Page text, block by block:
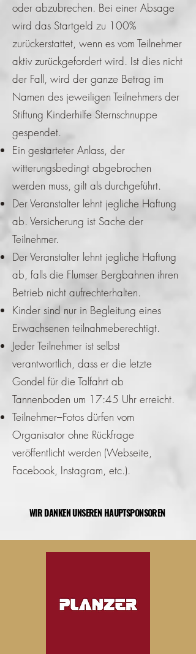
oder abzubrechen. Bei einer Absage
wird das Startgeld zu 100%
zurückerstattet, wenn es vom Teilnehmer
aktiv zurückgefordert wird. Ist dies nicht
der Fall, wird der ganze Betrag im
Namen des jeweiligen Teilnehmers der
Stiftung Kinderhilfe Sternschnuppe
gespendet.
Ein gestarteter Anlass, der
witterungsbedingt abgebrochen
werden muss, gilt als durchgeführt.
Der Veranstalter lehnt jegliche Haftung
ab. Versicherung ist Sache der
Teilnehmer.
Der Veranstalter lehnt jegliche Haftung
ab, falls die Flumser Bergbahnen ihren
Betrieb nicht aufrechterhalten.
Kinder sind nur in Begleitung eines
Erwachsenen teilnahmeberechtigt.
Jeder Teilnehmer ist selbst
verantwortlich, dass er die letzte
Gondel für die Talfahrt ab
Tannenboden um 17:45 Uhr erreicht.
Teilnehmer–Fotos dürfen vom
Organisator ohne Rückfrage
veröffentlicht werden (Webseite,
Facebook, Instagram, etc.).
WIR DANKEN UNSEREN HAUPTSPONSOREN
WIR DANKEN UNSEREN HAUPTSPONSOREN